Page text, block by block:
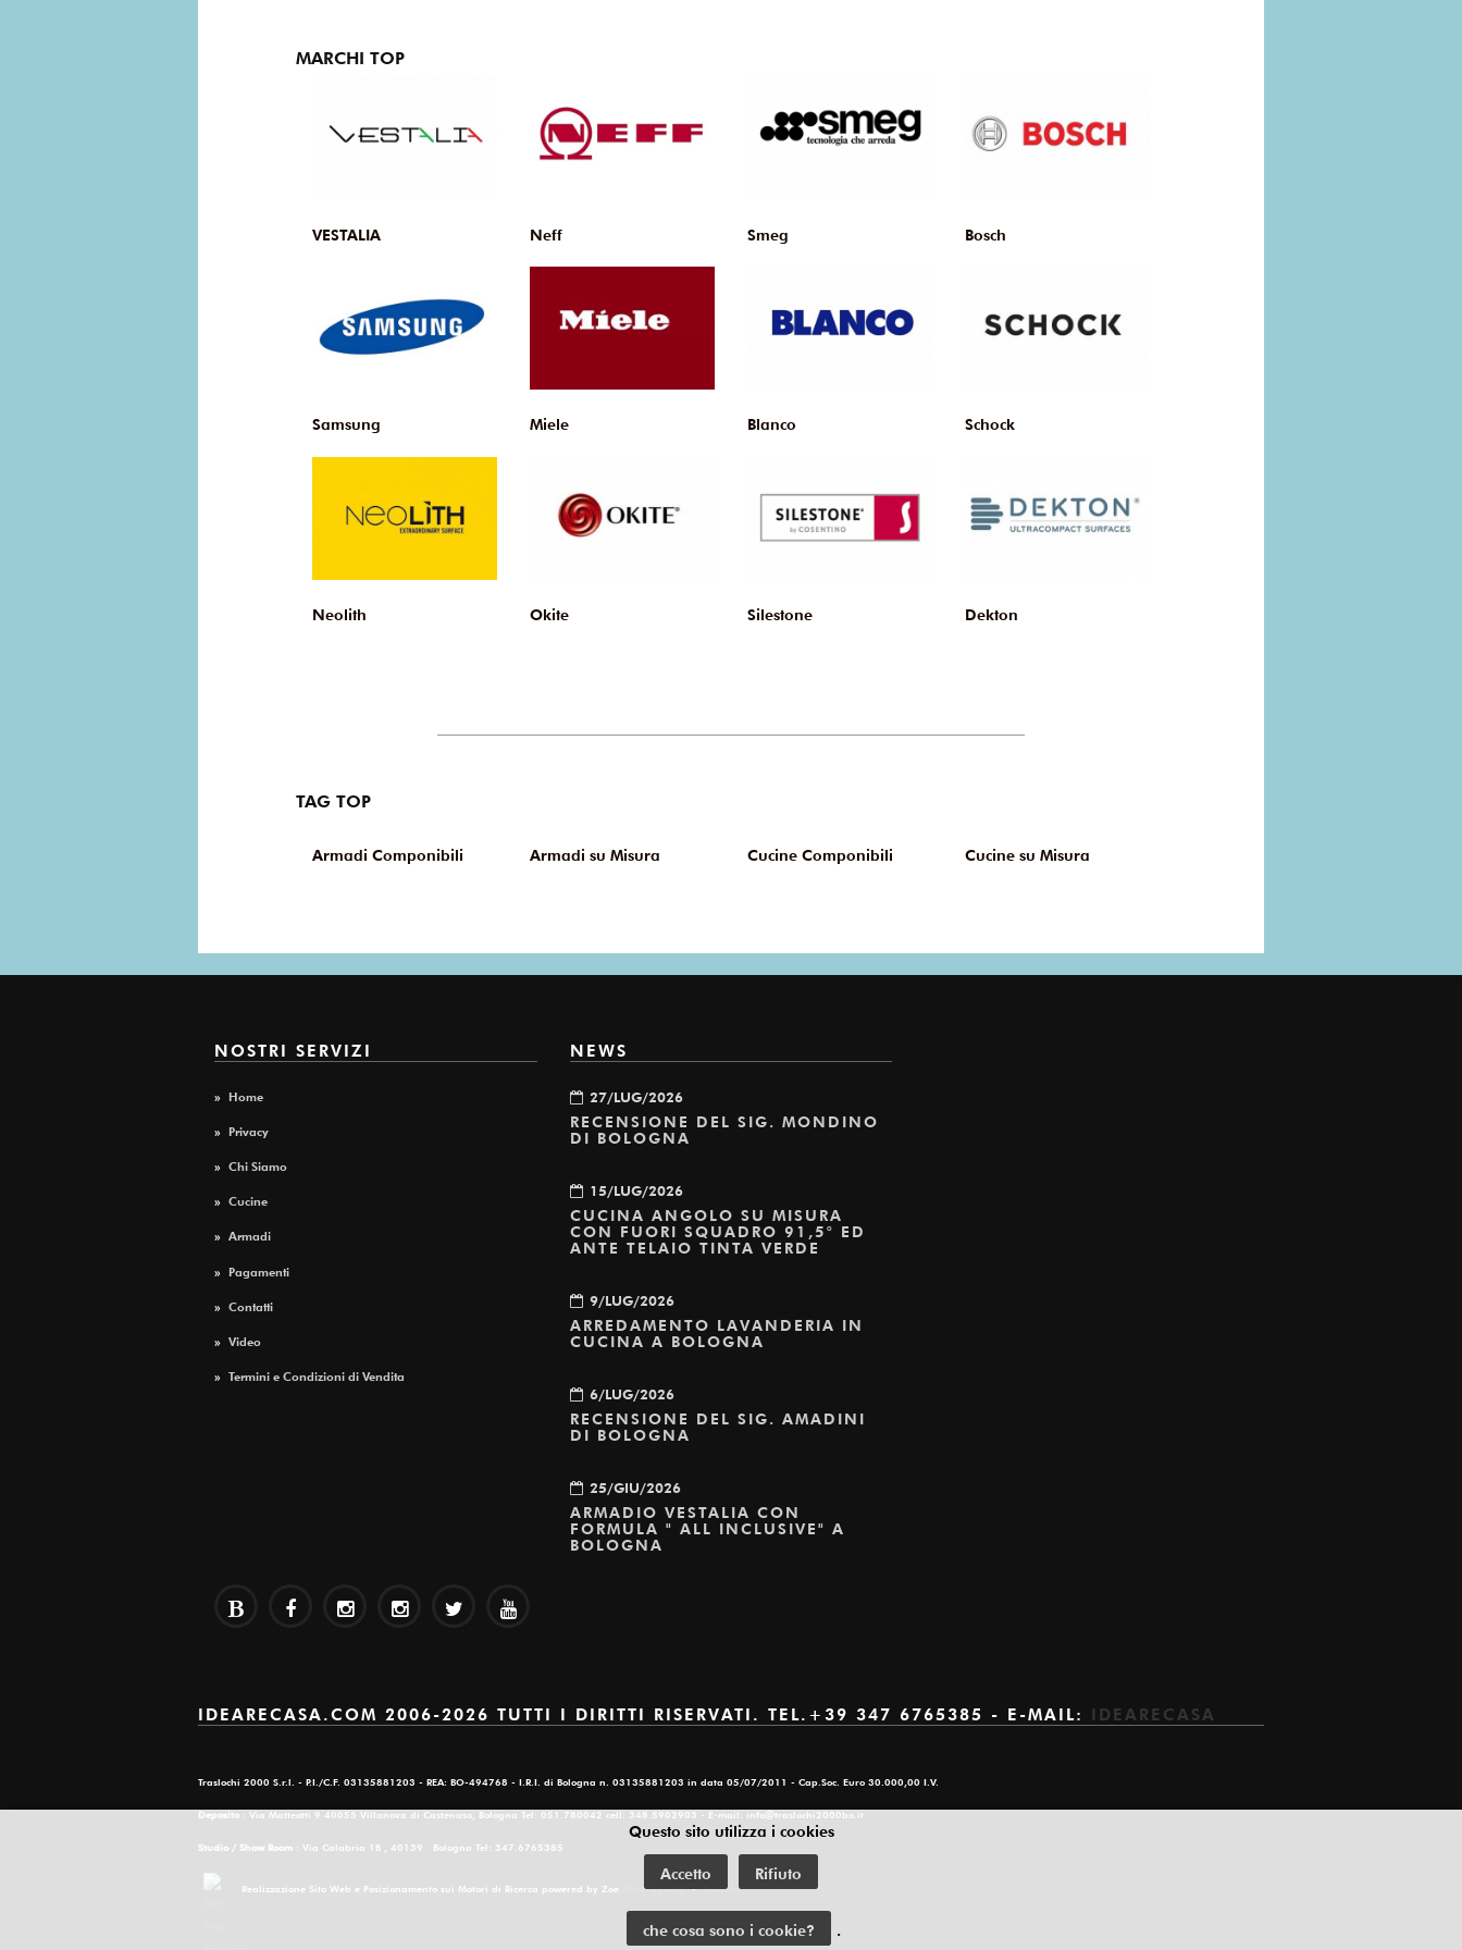
MARCHI TOP
VESTALIA Neff Smeg Bosch
Samsung Miele Blanco Schock
Neolith Okite Silestone Dekton
TAG TOP
Armadi Componibili Armadi su Misura Cucine Componibili Cucine su Misura
NOSTRI SERVIZI
Home
Privacy
Chi Siamo
Cucine
» Armadi
Pagamenti
Contatti
Video
Termini e Condizioni di Vendita
NEWS
27/LUG/2026
RECENSIONE DEL SIG. MONDINO
DI BOLOGNA
15/LUG/2026
CUCINA ANGOLO SU MISURA
CON FUORI SQUADRO 91,5° ED
ANTE TELAIO TINTA VERDE
9/LUG/2026
ARREDAMENTO LAVANDERIA IN
CUCINA A BOLOGNA
6/LUG/2026
RECENSIONE DEL SIG. AMADINI
DI BOLOGNA
25/GIU/2026
ARMADIO VESTALIA CON
FORMULA " ALL INCLUSIVE" A
BOLOGNA
IDEARECASA.COM 2006-2026 TUTTI I DIRITTI RISERVATI. TEL.+39 347 6765385 - E-MAIL: IDEARECASA
Traslochi 2000 S.r.l. - P.I./C.F. 03135881203 - REA: BO-494768 - I.R.I. di Bologna n. 03135881203 in data 05/07/2011 - Cap.Soc. Euro 30.000,00 I.V.
Deposito : Via Matteotti 9 40055 Villanova di Castenaso, Bologna Tel: 051.780042 cell: 348.5902903 - E-mail: info@traslochi2000bo.it
Studio / Show Room : Via Calabria 1B , 40139 Bologna Tel: 347.6765385
Realizzazione Sito Web e Posizionamento sui Motori di Ricerca powered by Zoe Web Agency Friends
Questo sito utilizza i cookies
Accetto Rifiuto
che cosa sono i cookie?